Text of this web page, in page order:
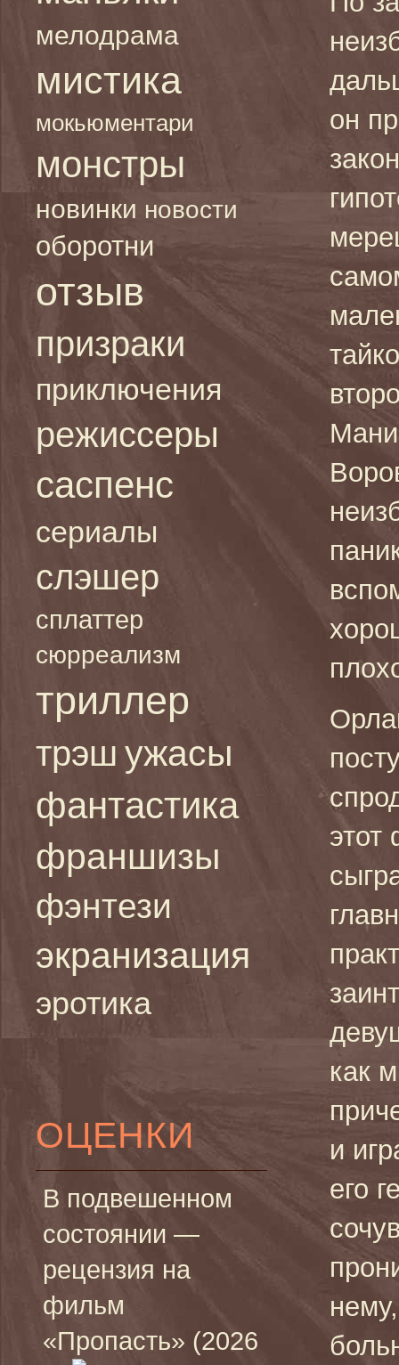
мелодрама
мистика
мокьюментари
монстры
новинки новости
оборотни
отзыв
призраки
приключения
режиссеры
саспенс
сериалы
слэшер
сплаттер
сюрреализм
триллер
трэш ужасы
фантастика
франшизы
фэнтези
экранизация
эротика
ОЦЕНКИ
В подвешенном
состоянии —
рецензия на
фильм
«Пропасть» (2026
он
как
и
его